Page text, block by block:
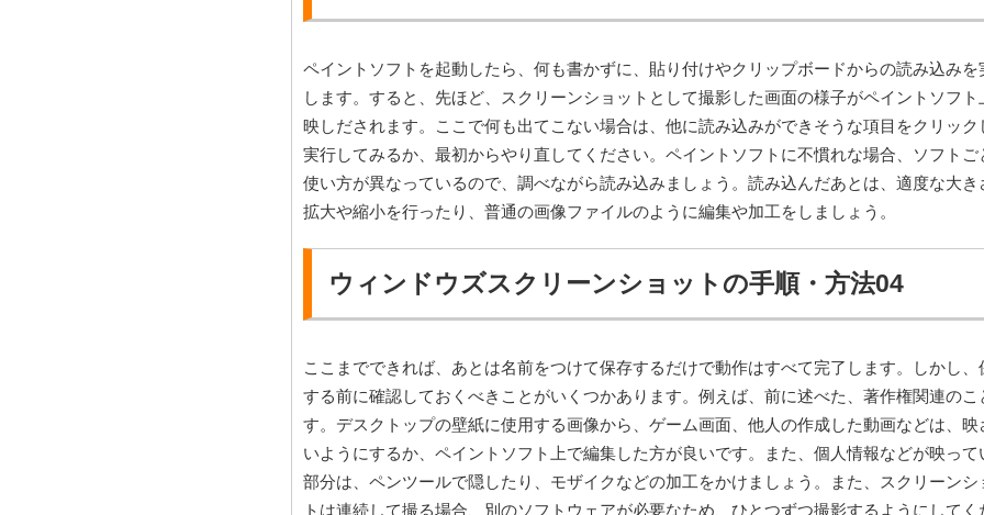
ペイントソフトを起動したら、何も書かずに、貼り付けやクリップボードからの読み込みを
します。すると、先ほど、スクリーンショットとして撮影した画面の様子がペイントソフト
映しだされます。ここで何も出てこない場合は、他に読み込みができそうな項目をクリック
実行してみるか、最初からやり直してください。ペイントソフトに不慣れな場合、ソフトご
使い方が異なっているので、調べながら読み込みましょう。読み込んだあとは、適度な大き
拡大や縮小を行ったり、普通の画像ファイルのように編集や加工をしましょう。
ウィンドウズスクリーンショットの手順・方法04
ここまでできれば、あとは名前をつけて保存するだけで動作はすべて完了します。しかし、
する前に確認しておくべきことがいくつかあります。例えば、前に述べた、著作権関連のこ
す。デスクトップの壁紙に使用する画像から、ゲーム画面、他人の作成した動画などは、映
いようにするか、ペイントソフト上で編集した方が良いです。また、個人情報などが映って
部分は、ペンツールで隠したり、モザイクなどの加工をかけましょう。また、スクリーンシ
トは連続して撮る場合、別のソフトウェアが必要なため、ひとつずつ撮影するようにしてく